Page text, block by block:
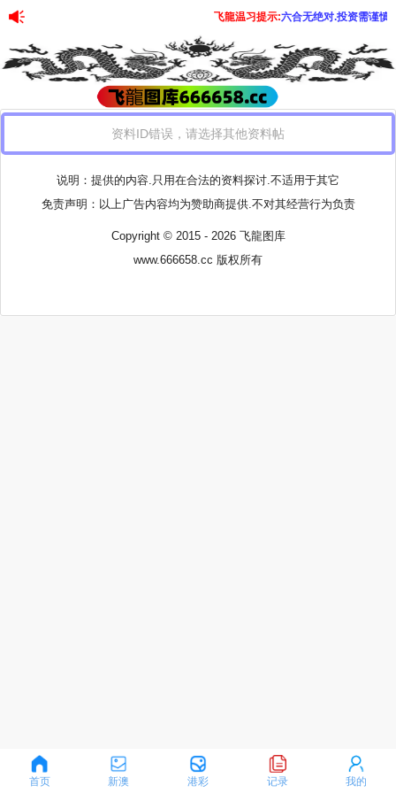
飞龍温习提示:六合无绝对.投资需谨慎.
资料ID错误，请选择其他资料帖
说明：提供的内容.只用在合法的资料探讨.不适用于其它
免责声明：以上广告内容均为赞助商提供.不对其经营行为负责
Copyright © 2015 - 2026 飞龍图库
www.666658.cc 版权所有
首页 新澳 港彩 记录 我的